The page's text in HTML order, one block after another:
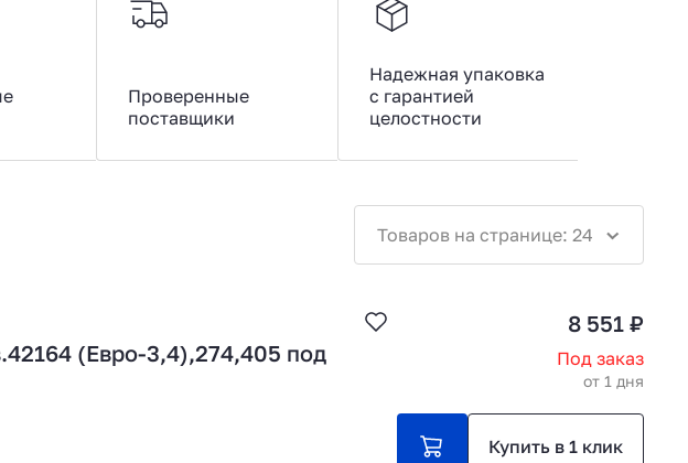
Проверенные
поставщики
Надежная упаковка
с гарантией
целостности
Товаров на странице: 24
(Евро-3,4),274,405 под
8 551 ₽
Под заказ
от 1 дня
Купить в 1 клик